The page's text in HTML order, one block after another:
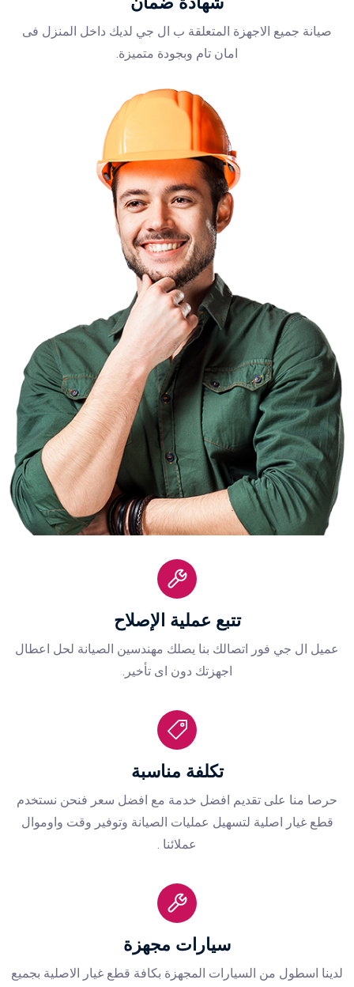
صيانة جميع الاجهزة المتعلقة ب ال جي لديك داخل المنزل فى
امان تام وبجودة متميزة.
تتبع عملية اﻹصلاح
عميل ال جي فور اتصالك بنا يصلك مهندسين الصيانة لحل اعطال
اجهزتك دون اى تأخير.
تكلفة مناسبة
حرصا منا على تقديم افضل خدمة مع افضل سعر فنحن نستخدم
قطع غيار اصلية لتسهيل عمليات الصيانة وتوفير وقت واوموال
عملائنا .
سيارات مجهزة
لدينا اسطول من السيارات المجهزة بكافة قطع غيار الاصلية بجميع